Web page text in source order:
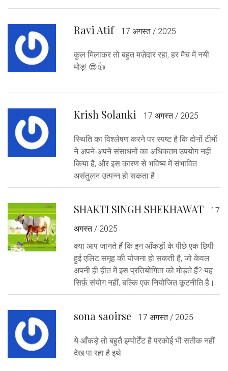
Ravi Atif 17 अगस्त / 2025
कुल मिलाकर तो बहुत मज़ेदार रहा, हर मैच में नयी
मोड़! 😎👍
Krish Solanki 17 अगस्त / 2025
स्थिति का विश्लेषण करने पर स्पष्ट है कि दोनों टीमों
ने अपने‑अपने संसाधनों का अधिकतम उपयोग नहीं
किया है, और इस कारण से भविष्य में संभावित
असंतुलन उत्पन्न हो सकता है।
SHAKTI SINGH SHEKHAWAT
17
अगस्त / 2025
क्या आप जानते हैं कि इन आँकड़ों के पीछे एक छिपी
हुई एलिट समूह की योजना हो सकती है, जो केवल
अपनी ही हीत में इस प्रतियोगिता को मोड़ते हैं? यह
सिर्फ़ संयोग नहीं, बल्कि एक नियोजित कूटनीति है।
sona saoirse 17 अगस्त / 2025
ये आँकड़े तो बहुतै इम्पोर्टेंट है परकोई भी सतीक नहीं
देख पा रहा है इथे